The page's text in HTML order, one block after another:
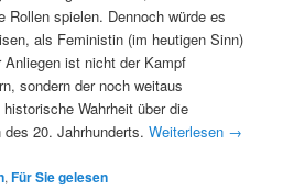
Rollen spielen. Dennoch würde es
als Feministin (im heutigen Sinn)
ist nicht der Kampf
sondern der noch weitaus
Wahrheit über die
des 20. Jahrhunderts.Weiterlesen →
,Für Sie gelesen